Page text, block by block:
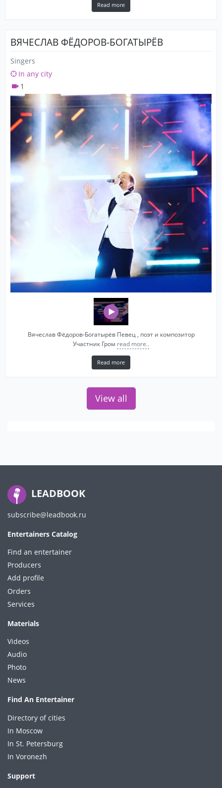
Read more
ВЯЧЕСЛАВ ФЁДОРОВ-БОГАТЫРЁВ
Singers
In any city
1
Вячеслав Фёдоров-Богатырёв Певец , поэт и композитор
Участник Гром read more..
Read more
View all
LEADBOOK
subscribe@leadbook.ru
Entertainers Catalog
Find an entertainer
Producers
Add profile
Orders
Services
Materials
Videos
Audio
Photo
News
Find An Entertainer
Directory of cities
In Moscow
In St. Petersburg
In Voronezh
Support